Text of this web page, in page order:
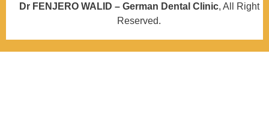
Dr FENJERO WALID – German Dental Clinic, All Right
Reserved.